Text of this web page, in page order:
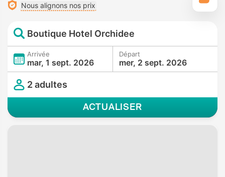
Nous alignons nos prix
Boutique Hotel Orchidee
Arrivée
mar, 1 sept. 2026
Départ
mer, 2 sept. 2026
2 adultes
ACTUALISER